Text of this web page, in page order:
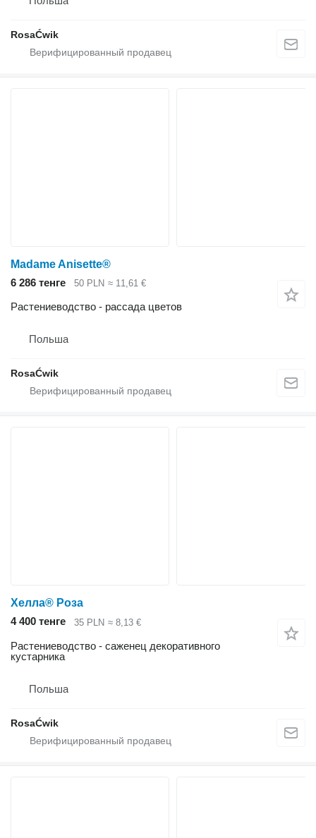
RosaĆwik
Madame Anisette®
6 286 тенге
50 PLN ≈ 11,61 €
Растениеводство - рассада цветов
Польша
RosaĆwik
Хелла® Роза
4 400 тенге
35 PLN ≈ 8,13 €
Растениеводство - саженец декоративного
кустарника
Польша
RosaĆwik